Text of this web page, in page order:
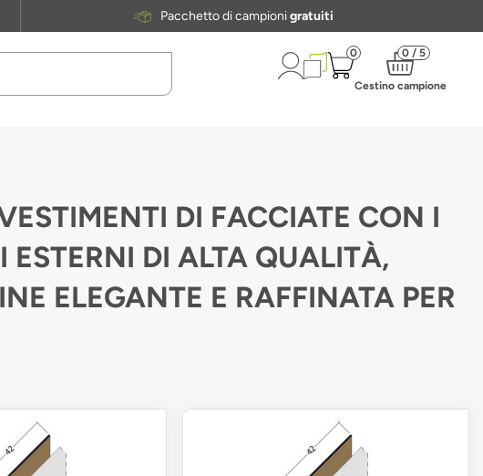
Pacchetto di campionigratuiti
0 0 / 5
Cestino campione
DI FACCIATE CON I
DI ALTA QUALITÀ,
ELEGANTE E RAFFINATA PER